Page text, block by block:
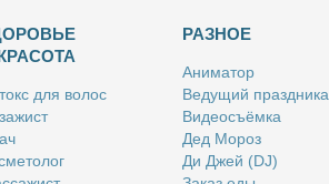
для во­лос
РАЗНОЕ
Ани­ма­тор
Ве­ду­щий празд­ни­ка
Ви­део­съём­ка
Дед Мо­роз
Ди Джей (DJ)